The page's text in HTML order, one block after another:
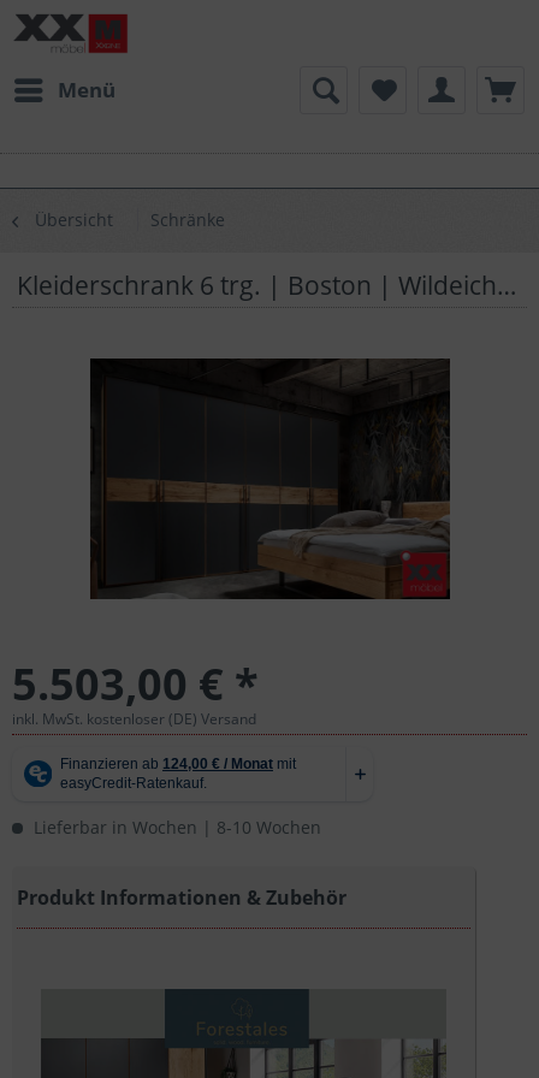
Menü
Übersicht Schränke
Kleiderschrank 6 trg. | Boston | Wildeiche Anthrazitglas | A06
5.503,00 € *
inkl. MwSt. kostenloser (DE) Versand
Lieferbar in Wochen | 8-10 Wochen
Produkt Informationen & Zubehör